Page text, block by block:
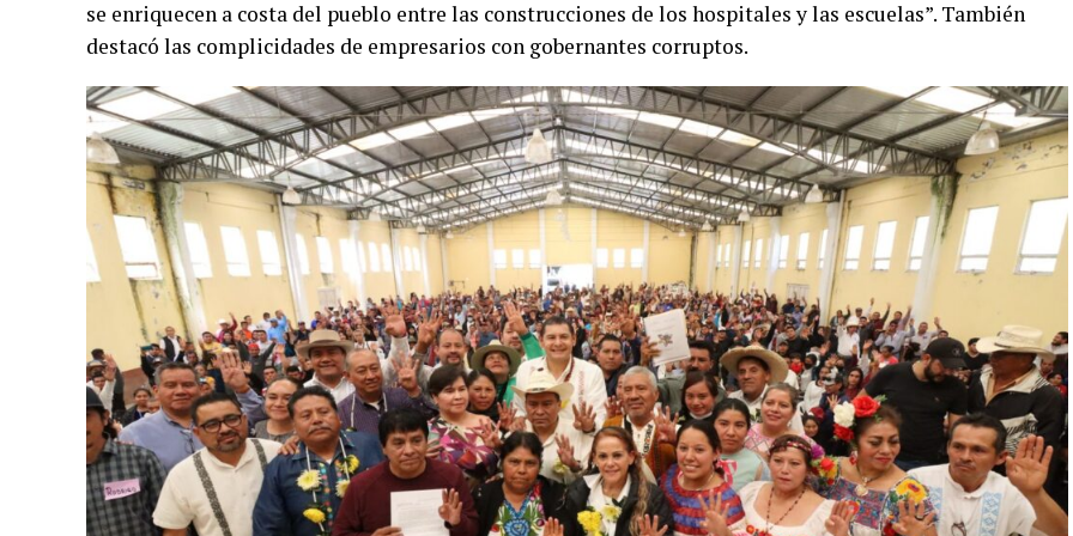
se enriquecen a costa del pueblo entre las construcciones de los hospitales y las escuelas”. También
destacó las complicidades de empresarios con gobernantes corruptos.